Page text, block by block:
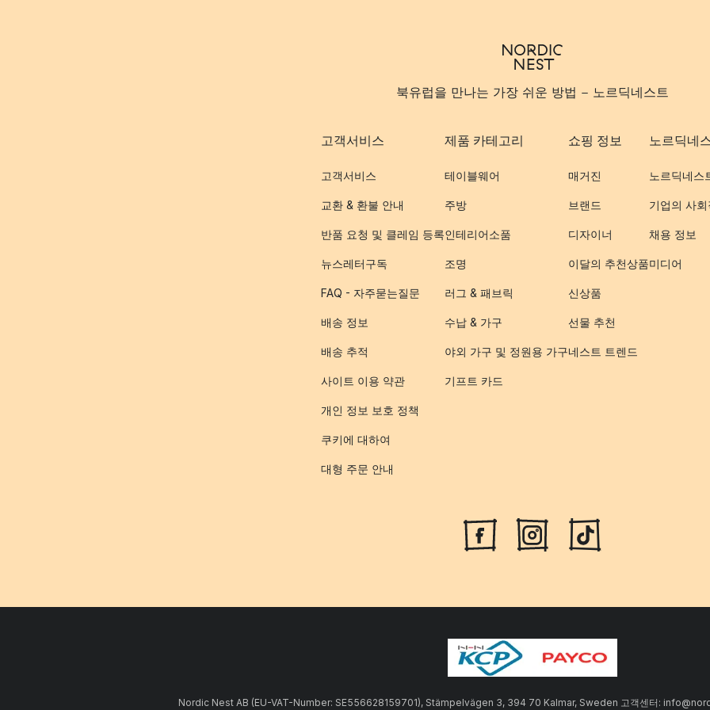
북유럽을 만나는 가장 쉬운 방법 - 노르딕네스트
고객서비스
고객서비스
교환 & 환불 안내
반품 요청 및 클레임 등록
뉴스레터구독
FAQ - 자주묻는질문
배송 정보
배송 추적
사이트 이용 약관
개인 정보 보호 정책
쿠키에 대하여
대형 주문 안내
제품 카테고리
테이블웨어
주방
인테리어소품
조명
러그 & 패브릭
수납 & 가구
야외 가구 및 정원용 가구
기프트 카드
쇼핑 정보
매거진
브랜드
디자이너
이달의 추천상품
신상품
선물 추천
네스트 트렌드
노르딕네
노르딕네스
기업의 사회
채용 정보
미디어
Nordic Nest AB (EU-VAT-Number: SE556628159701), Stämpelvägen 3, 394 70 Kalmar, Sweden 고객센터: